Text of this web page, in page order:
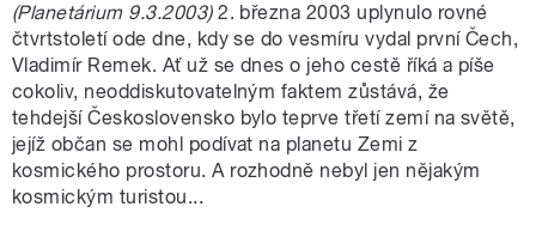
(Planetárium 9.3.2003)2. března 2003 uplynulo rovné
čtvrtstoletí ode dne, kdy se do vesmíru vydal první Čech,
Vladimír Remek. Ať už se dnes o jeho cestě říká a píše
cokoliv, neoddiskutovatelným faktem zůstává, že
tehdejší Československo bylo teprve třetí zemí na světě,
jejíž občan se mohl podívat na planetu Zemi z
kosmického prostoru. A rozhodně nebyl jen nějakým
kosmickým turistou...